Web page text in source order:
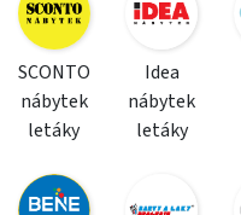
SCONTO
nábytek
letáky
Idea
nábytek
letáky